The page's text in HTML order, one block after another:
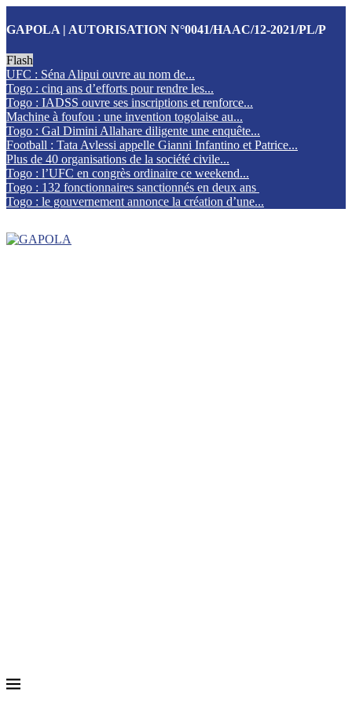
GAPOLA | AUTORISATION N°0041/HAAC/12-2021/PL/P
Flash
UFC : Séna Alipui ouvre au nom de...
Togo : cinq ans d’efforts pour rendre les...
Togo : IADSS ouvre ses inscriptions et renforce...
Machine à foufou : une invention togolaise au...
Togo : Gal Dimini Allahare diligente une enquête...
Football : Tata Avlessi appelle Gianni Infantino et Patrice...
Plus de 40 organisations de la société civile...
Togo : l’UFC en congrès ordinaire ce weekend...
Togo : 132 fonctionnaires sanctionnés en deux ans
Togo : le gouvernement annonce la création d’une...